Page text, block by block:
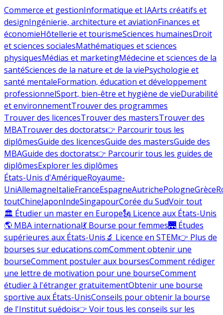
Commerce et gestionInformatique et IAArts créatifs et
designIngénierie, architecture et aviationFinances et
économieHôtellerie et tourismeSciences humainesDroit
et sciences socialesMathématiques et sciences
physiquesMédias et marketingMédecine et sciences de la
santéSciences de la nature et de la viePsychologie et
santé mentaleFormation, éducation et développement
professionnelSport, bien-être et hygiène de vieDurabilité
et environnementTrouver des programmes
Trouver des licencesTrouver des mastersTrouver des
MBATrouver des doctorats👉 Parcourir tous les
diplômesGuide des licencesGuide des mastersGuide des
MBAGuide des doctorats👉 Parcourir tous les guides de
diplômesExplorer les diplômes
États-Unis d'AmériqueRoyaume-
UniAllemagneItalieFranceEspagneAutrichePologneGrèce
toutChineJaponIndeSingapourCorée du SudVoir tout
🏛 Étudier un master en Europe🗽 Licence aux États-Unis
🌎 MBA international💃 Bourse pour femmes🌉 Études
supérieures aux États-Unis🔬 Licence en STEM👉 Plus de
bourses sur educations.comComment obtenir une
bourseComment postuler aux boursesComment rédiger
une lettre de motivation pour une bourseComment
étudier à l'étranger gratuitementObtenir une bourse
sportive aux États-UnisConseils pour obtenir la bourse
de l'Institut suédois👉 Voir tous les conseils sur les